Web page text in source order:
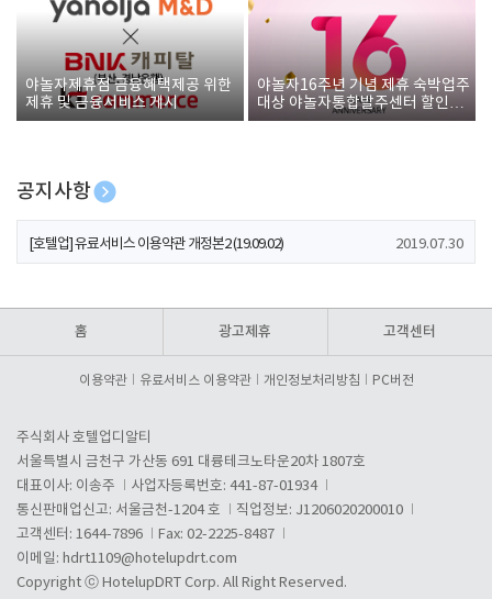
야놀자제휴점 금융혜택제공 위한
제휴 및 금융서비스 게시
야놀자16주년 기념 제휴 숙박업주
대상 야놀자통합발주센터 할인쿠
폰 증정
공지사항
[호텔업] 개인정보 처리방침 개정본1 (19.09.02)
[호텔업] 유료서비스 이용약관 개정본2 (19.09.02) 2019.07.30
홈 광고제휴 고객센터
이용약관 유료서비스 이용약관 개인정보처리방침 PC버전
주식회사 호텔업디알티
서울특별시 금천구 가산동 691 대륭테크노타운20차 1807호
대표이사: 이송주
사업자등록번호: 441-87-01934
통신판매업신고: 서울금천-1204 호
직업정보: J1206020200010
고객센터: 1644-7896
Fax: 02-2225-8487
이메일: hdrt1109@hotelupdrt.com
Copyright ⓒ HotelupDRT Corp. All Right Reserved.